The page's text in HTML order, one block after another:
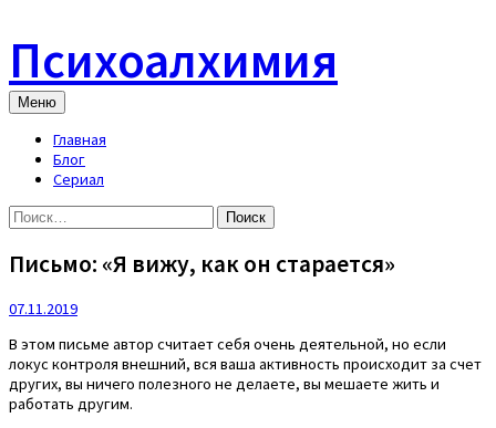
content
Психоалхимия
Меню
Главная
Блог
Сериал
Найти:
Письмо: «Я вижу, как он старается»
07.11.2019
В этом письме автор считает себя очень деятельной, но если
локус контроля внешний, вся ваша активность происходит за счет
других, вы ничего полезного не делаете, вы мешаете жить и
работать другим.